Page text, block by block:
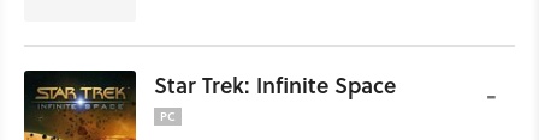
Star Trek: Infinite Space
PC
-